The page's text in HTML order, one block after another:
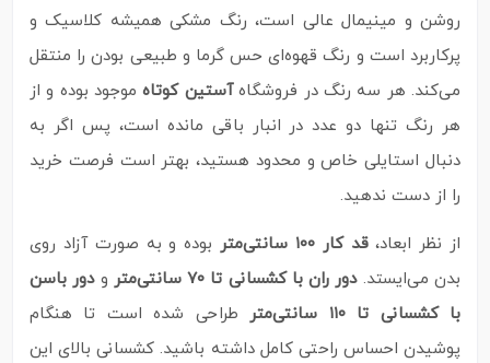
روشن و مینیمال عالی است، رنگ مشکی همیشه کلاسیک و
پرکاربرد است و رنگ قهوه‌ای حس گرما و طبیعی بودن را منتقل
می‌کند. هر سه رنگ در فروشگاهآستین کوتاهموجود بوده و از
هر رنگ تنها دو عدد در انبار باقی مانده است، پس اگر به
دنبال استایلی خاص و محدود هستید، بهتر است فرصت خرید
را از دست ندهید.
از نظر ابعاد،قد کار ۱۰۰ سانتی‌متر
بوده و به‌ صورت آزاد روی
بدن می‌ایستد.دور ران با کشسانی تا ۷۰ سانتی‌متر ودور باسن
با کشسانی تا ۱۱۰ سانتی‌متر
طراحی شده است تا هنگام
پوشیدن احساس راحتی کامل داشته باشید. کشسانی بالای این